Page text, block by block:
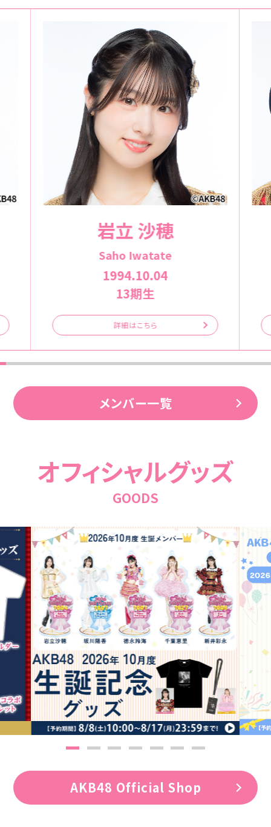
岩立 沙穂
Saho Iwatate
1994.10.04
13期生
詳細はこちら
メンバー一覧
オフィシャルグッズ
GOODS
AKB48 Official Shop